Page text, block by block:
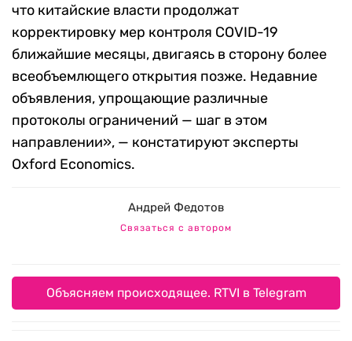
что китайские власти продолжат
корректировку мер контроля COVID-19
ближайшие месяцы, двигаясь в сторону более
всеобъемлющего открытия позже. Недавние
объявления, упрощающие различные
протоколы ограничений — шаг в этом
направлении», — констатируют эксперты
Oxford Economics.
Андрей Федотов
Связаться с автором
Объясняем происходящее. RTVI в Telegram